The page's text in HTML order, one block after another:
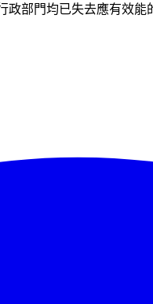
部門均已失去應有效